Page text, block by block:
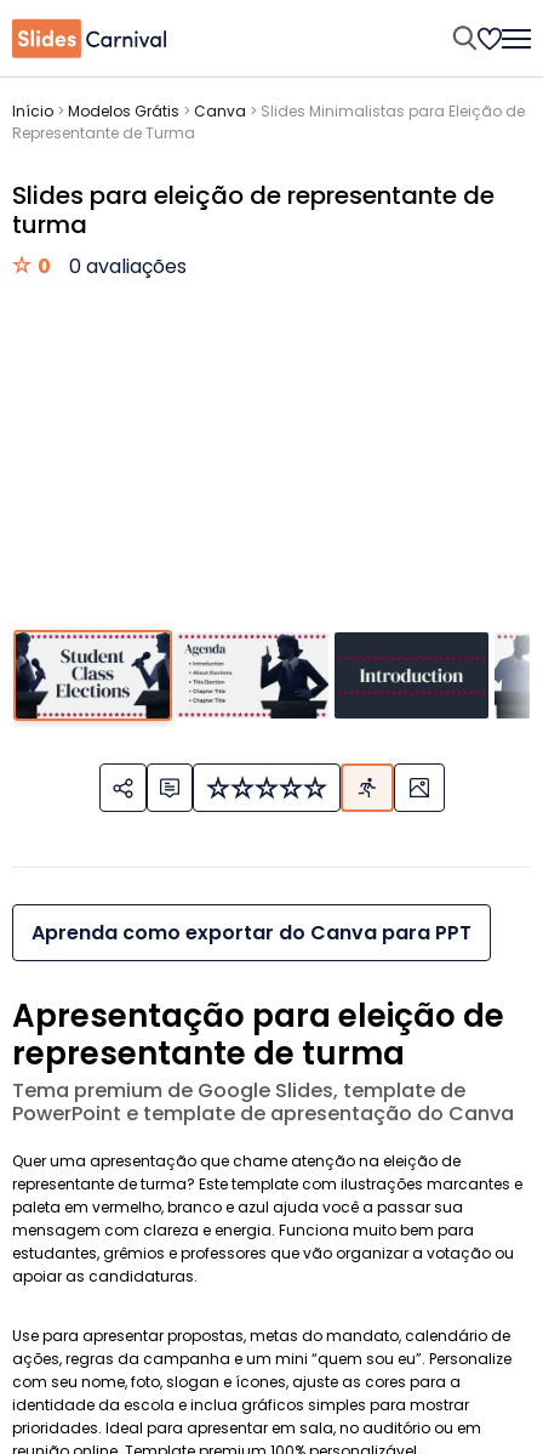
Início > Modelos Grátis > Canva > Slides Minimalistas para Eleição de
Representante de Turma
Slides para eleição de representante de
turma
0 0 avaliações
Aprenda como exportar do Canva para PPT
Apresentação para eleição de
representante de turma
Tema premium de Google Slides, template de
PowerPoint e template de apresentação do Canva
Quer uma apresentação que chame atenção na eleição de
representante de turma? Este template com ilustrações marcantes e
paleta em vermelho, branco e azul ajuda você a passar sua
mensagem com clareza e energia. Funciona muito bem para
estudantes, grêmios e professores que vão organizar a votação ou
apoiar as candidaturas.
Use para apresentar propostas, metas do mandato, calendário de
ações, regras da campanha e um mini “quem sou eu”. Personalize
com seu nome, foto, slogan e ícones, ajuste as cores para a
identidade da escola e inclua gráficos simples para mostrar
prioridades. Ideal para apresentar em sala, no auditório ou em